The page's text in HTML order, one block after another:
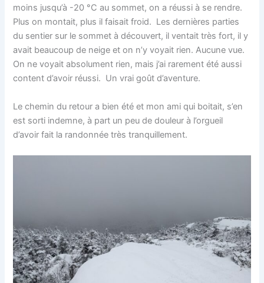
moins jusqu’à -20 °C au sommet, on a réussi à se rendre.
Plus on montait, plus il faisait froid. Les dernières parties
du sentier sur le sommet à découvert, il ventait très fort, il y
avait beaucoup de neige et on n’y voyait rien. Aucune vue.
On ne voyait absolument rien, mais j’ai rarement été aussi
content d’avoir réussi. Un vrai goût d’aventure.
Le chemin du retour a bien été et mon ami qui boitait, s’en
est sorti indemne, à part un peu de douleur à l’orgueil
d’avoir fait la randonnée très tranquillement.